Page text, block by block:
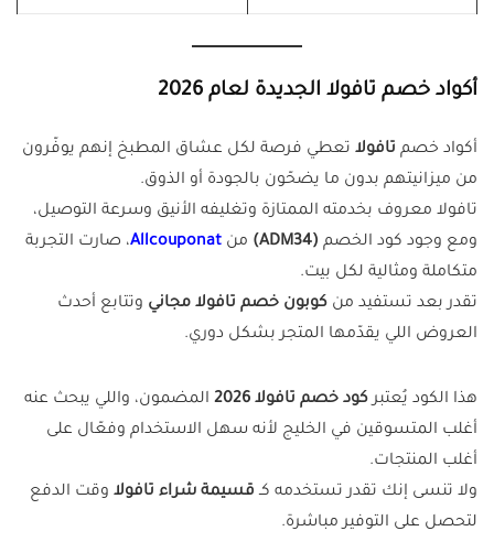
أكواد خصم تافولا الجديدة لعام 2026
أكواد خصم تافولا تعطي فرصة لكل عشاق المطبخ إنهم يوفّرون
من ميزانيتهم بدون ما يضحّون بالجودة أو الذوق.
تافولا معروف بخدمته الممتازة وتغليفه الأنيق وسرعة التوصيل،
ومع وجود كود الخصم (ADM34) من Allcouponat، صارت التجربة
متكاملة ومثالية لكل بيت.
تقدر بعد تستفيد من كوبون خصم تافولا مجاني وتتابع أحدث
العروض اللي يقدّمها المتجر بشكل دوري.
هذا الكود يُعتبركود خصم تافولا 2026
المضمون، واللي يبحث عنه
أغلب المتسوقين في الخليج لأنه سهل الاستخدام وفعّال على
أغلب المنتجات.
ولا تنسى إنك تقدر تستخدمه كـ قسيمة شراء تافولا وقت الدفع
لتحصل على التوفير مباشرة.